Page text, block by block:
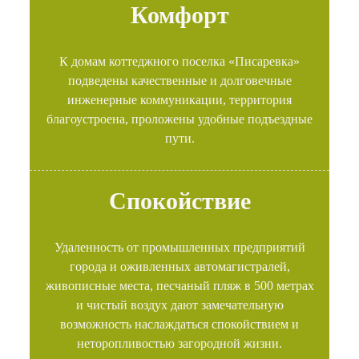
Комфорт
К домам коттеджного поселка «Писаревка»
подведены качественные и долговечные
инженерные коммуникации, территория
благоустроена, проложены удобные подъездные
пути.
Спокойствие
Удаленность от промышленных предприятий
города и оживленных автомагистралей,
живописные места, песчаный пляж в 500 метрах
и чистый воздух дают замечательную
возможность наслаждаться спокойствием и
неторопливостью загородной жизни.